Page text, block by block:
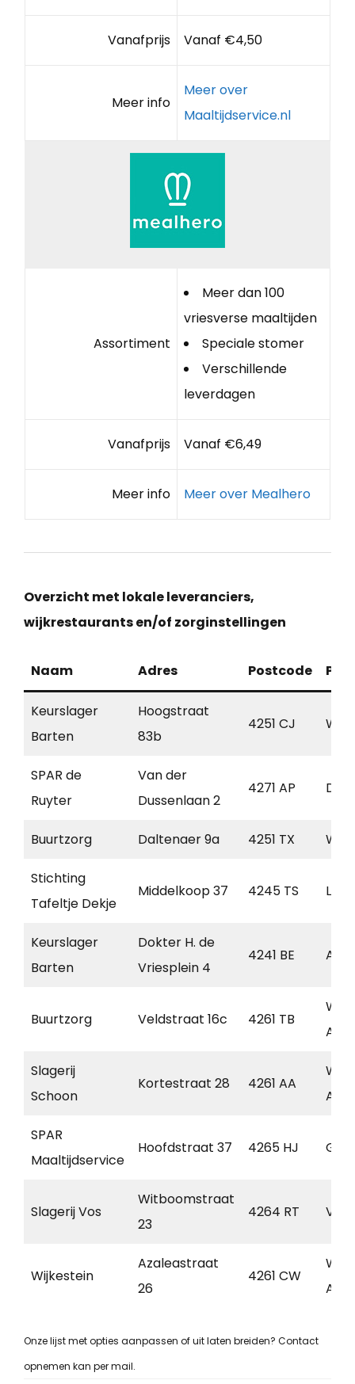
Vanafprijs Vanaf €4,50
Meer info
Meer over
Maaltijdservice.nl
Assortiment
Meer dan 100
vriesverse maaltijden
Speciale stomer
Verschillende
leverdagen
Vanafprijs Vanaf €6,49
Meer info Meer over Mealhero
Overzicht met lokale leveranciers,
wijkrestaurants en/of zorginstellingen
Naam Adres Postcode
Keurslager
Barten
Hoogstraat
83b
4251 CJ
SPAR de
Ruyter
Van der
Dussenlaan 2
4271 AP
Buurtzorg Daltenaer 9a 4251 TX
Stichting
Tafeltje Dekje
Middelkoop 37 4245 TS
Keurslager
Barten
Dokter H. de
Vriesplein 4
4241 BE
Buurtzorg Veldstraat 16c 4261 TB
Wijk
Slagerij
Schoon
Kortestraat 28 4261 AA
Wijk
SPAR
Maaltijdservice
Hoofdstraat 37 4265 HJ
Slagerij Vos
Witboomstraat
23
4264 RT
Wijkestein
Azaleastraat
26
4261 CW
Wijk
Onze lijst met opties aanpassen of uit laten breiden? Contact
opnemen kan per mail.